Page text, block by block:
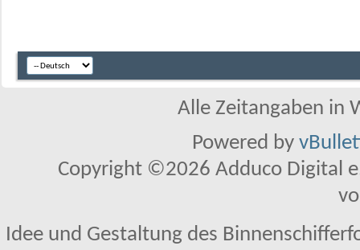
Alle Zeitangaben in
Powered by
Copyright ©2026 Adduco Digital
Idee und Gestaltung des